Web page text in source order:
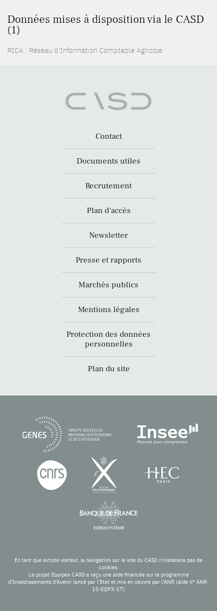
Données mises à disposition via le CASD
(1)
RICA : Réseau d'Information Comptable Agricole
Contact
Documents utiles
Recrutement
Plan d’accès
Newsletter
Presse et rapports
Marchés publics
Mentions légales
Protection des données
personnelles
Plan du site
En tant que simple visiteur, la navigation sur le site du CASD n'installera pas de
cookies.
Le projet Equipex CASD a reçu une aide financée sur le programme
d’Investissements d’Avenir lancé par l’Etat et mis en oeuvre par l’ANR (aide n° ANR-
10-EQPX-17)